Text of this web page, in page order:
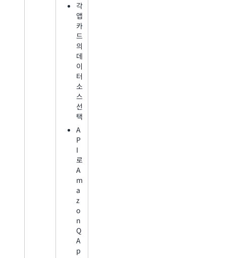
각
앱
카
드
의
데
이
터
소
스
선
택
A
P
I
로
A
m
a
z
o
n
Q
A
p